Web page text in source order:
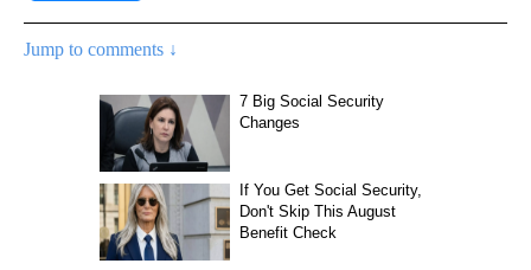
Jump to comments ↓